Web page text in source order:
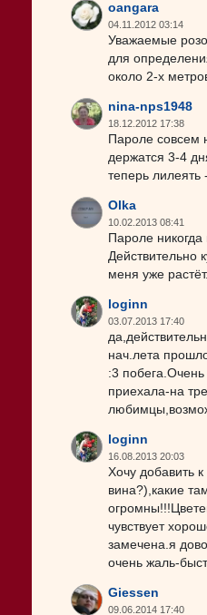
oangara
04.11.2012 03:14
Уважаемые
для
около 2-х
nina-nps1948
18.12.2012 17:38
Пароле совсем
держатся 3-4
теперь лилеять
Olka
10.02.2013 08:41
Пароле
Действительно
меня уже растёт.
loginn
03.07.2013 17:40
нач.лета
:3
приехала-на
loginn
16.08.2013 20:03
Хочу добавить
вина?),какие
чувствует
замечена.я
очень жаль-
Giessen
09.06.2014 17:40